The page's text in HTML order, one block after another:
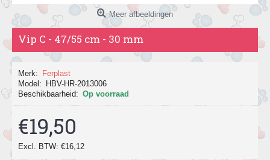
Meer afbeeldingen
Vip C - 47/55 cm - 30 mm
Merk:
Ferplast
Model:
HBV-HR-2013006
Beschikbaarheid: Op voorraad
€19,50
Excl. BTW: €16,12